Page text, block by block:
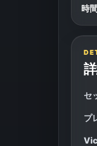
時
セ
プ